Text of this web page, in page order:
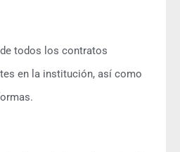
todos los contratos
en la institución, así como